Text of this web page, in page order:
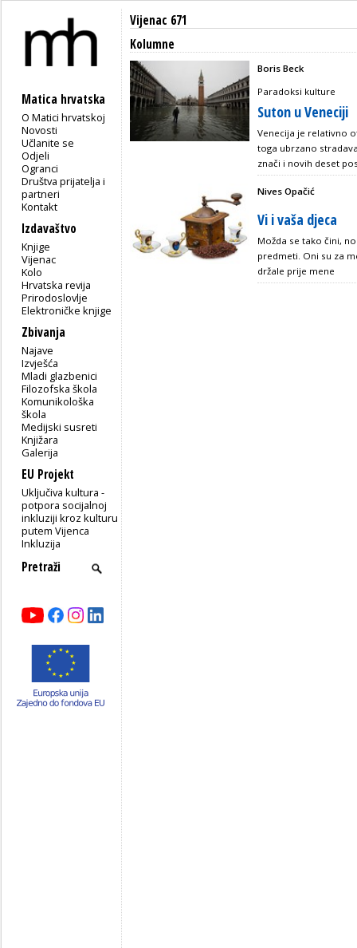
Matica hrvatska
O Matici hrvatskoj
Novosti
Učlanite se
Odjeli
Ogranci
Društva prijatelja i
partneri
Kontakt
Izdavaštvo
Knjige
Vijenac
Kolo
Hrvatska revija
Prirodoslovlje
Elektroničke knjige
Zbivanja
Najave
Izvješća
Mladi glazbenici
Filozofska škola
Komunikološka
škola
Medijski susreti
Knjižara
Galerija
EU Projekt
Uključiva kultura -
potpora socijalnoj
inkluziji kroz kulturu
putem Vijenca
Inkluzija
Vijenac 671
Kolumne
Boris Beck
Paradoksi kulture
Suton u Veneciji
Venecija je relativno
toga ubrzano
znači i novih deset
Nives Opačić
Vi i vaša djeca
Možda se tako čini,
predmeti. Oni su za
držale prije mene